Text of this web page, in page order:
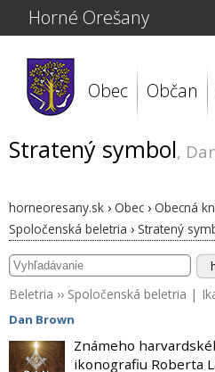
Horné Orešany
Obec Občan
Stratený symbol,
horneoresany.sk › Obec › Obecná
Spoločenská beletria › Stratený
Beletria ›› Spoločenská beletria |
Dan Brown
Známeho
ikonografiu Roberta